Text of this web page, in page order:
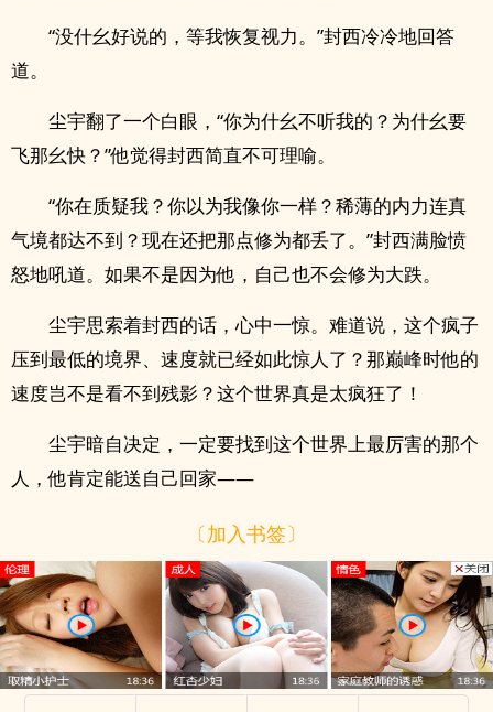
“没什幺好说的，等我恢复视力。”封西冷冷地回答
道。
尘宇翻了一个白眼，“你为什幺不听我的？为什幺要
飞那幺快？”他觉得封西简直不可理喻。
“你在质疑我？你以为我像你一样？稀薄的内力连真
气境都达不到？现在还把那点修为都丢了。”封西满脸愤
怒地吼道。如果不是因为他，自己也不会修为大跌。
尘宇思索着封西的话，心中一惊。难道说，这个疯子
压到最低的境界、速度就已经如此惊人了？那巅峰时他的
速度岂不是看不到残影？这个世界真是太疯狂了！
尘宇暗自决定，一定要找到这个世界上最厉害的那个
人，他肯定能送自己回家——
〔加入书签〕